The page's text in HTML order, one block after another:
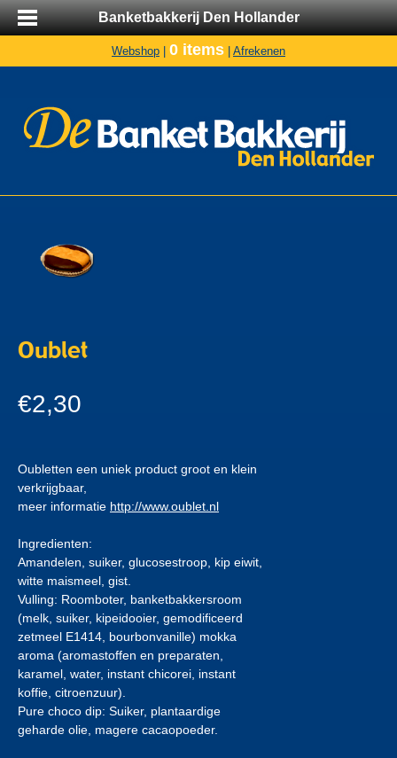
Banketbakkerij Den Hollander
Webshop 0 items Afrekenen
Oublet
€2,30
Oubletten een uniek product groot en klein
verkrijgbaar,
meer informatie http://www.oublet.nl
Ingredienten:
Amandelen, suiker, glucosestroop, kip eiwit,
witte maismeel, gist.
Vulling: Roomboter, banketbakkersroom
(melk, suiker, kipeidooier, gemodificeerd
zetmeel E1414, bourbonvanille) mokka
aroma (aromastoffen en preparaten,
karamel, water, instant chicorei, instant
koffie, citroenzuur).
Pure choco dip: Suiker, plantaardige
geharde olie, magere cacaopoeder.